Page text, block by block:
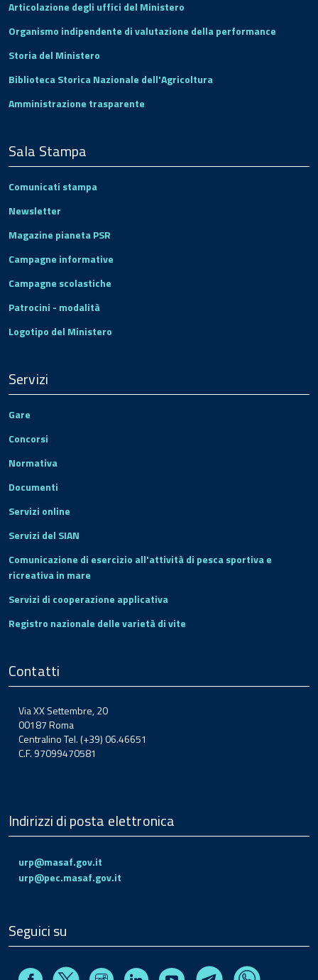
Articolazione degli uffici del Ministero
Organismo indipendente di valutazione della performance
Storia del Ministero
Biblioteca Storica Nazionale dell'Agricoltura
Amministrazione trasparente
Sala Stampa
Comunicati stampa
Newsletter
Magazine pianeta PSR
Campagne informative
Campagne scolastiche
Patrocini - modalità
Logotipo del Ministero
Servizi
Gare
Concorsi
Normativa
Documenti
Servizi online
Servizi del SIAN
Comunicazione di esercizio all'attività di pesca sportiva e
ricreativa in mare
Servizi di cooperazione applicativa
Registro nazionale delle varietà di vite
Contatti
Via XX Settembre, 20
00187 Roma
Centralino Tel. (+39) 06.46651
C.F. 97099470581
Indirizzi di posta elettronica
urp@masaf.gov.it
urp@pec.masaf.gov.it
Seguici su
Facebook InstagramLinkedin Youtube